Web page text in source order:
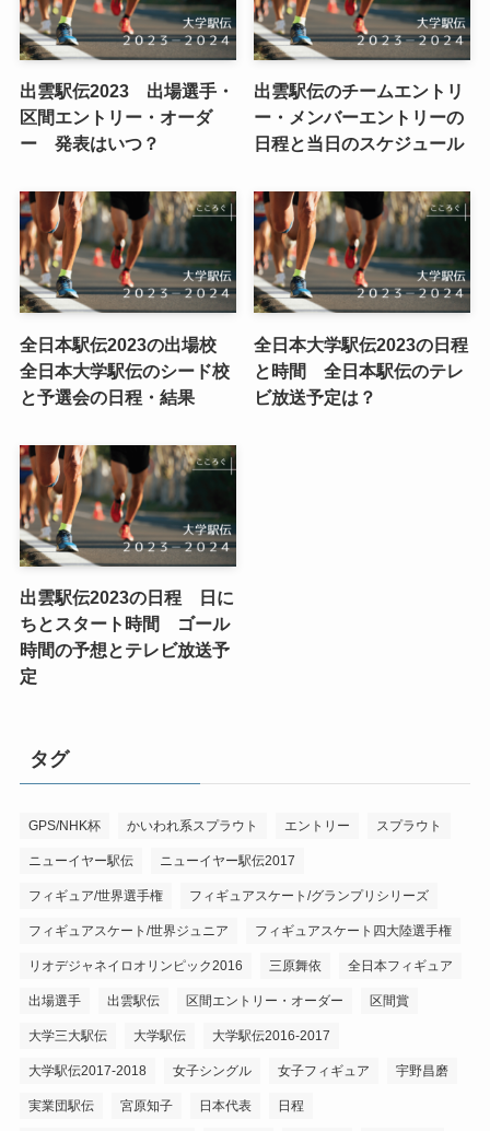
出雲駅伝2023 出場選手・
区間エントリー・オーダ
ー 発表はいつ？
出雲駅伝のチームエントリ
ー・メンバーエントリーの
日程と当日のスケジュール
全日本駅伝2023の出場校
全日本大学駅伝のシード校
と予選会の日程・結果
全日本大学駅伝2023の日程
と時間 全日本駅伝のテレ
ビ放送予定は？
出雲駅伝2023の日程 日に
ちとスタート時間 ゴール
時間の予想とテレビ放送予
定
タグ
GPS/NHK杯 かいわれ系スプラウト エントリー スプラウト
ニューイヤー駅伝 ニューイヤー駅伝2017
フィギュア/世界選手権 フィギュアスケート/グランプリシリーズ
フィギュアスケート/世界ジュニア フィギュアスケート四大陸選手権
リオデジャネイロオリンピック2016 三原舞依 全日本フィギュア
出場選手 出雲駅伝 区間エントリー・オーダー 区間賞
大学三大駅伝 大学駅伝 大学駅伝2016-2017
大学駅伝2017-2018 女子シングル 女子フィギュア 宇野昌磨
実業団駅伝 宮原知子 日本代表 日程